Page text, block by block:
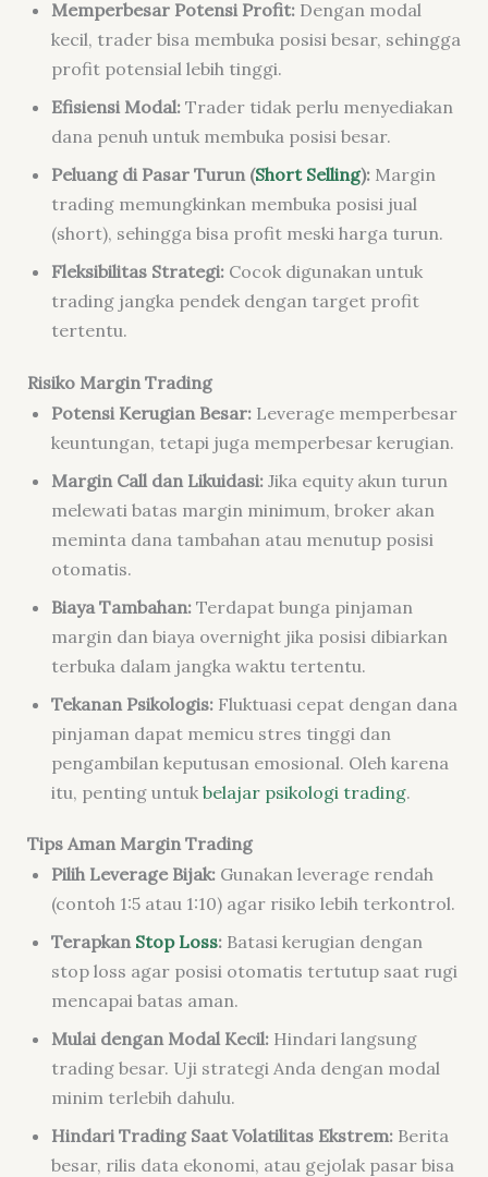
Memperbesar Potensi Profit: Dengan modal
kecil, trader bisa membuka posisi besar, sehingga
profit potensial lebih tinggi.
Efisiensi Modal: Trader tidak perlu menyediakan
dana penuh untuk membuka posisi besar.
Peluang di Pasar Turun (Short Selling): Margin
trading memungkinkan membuka posisi jual
(short), sehingga bisa profit meski harga turun.
Fleksibilitas Strategi: Cocok digunakan untuk
trading jangka pendek dengan target profit
tertentu.
Risiko Margin Trading
Potensi Kerugian Besar: Leverage memperbesar
keuntungan, tetapi juga memperbesar kerugian.
Margin Call dan Likuidasi: Jika equity akun turun
melewati batas margin minimum, broker akan
meminta dana tambahan atau menutup posisi
otomatis.
Biaya Tambahan: Terdapat bunga pinjaman
margin dan biaya overnight jika posisi dibiarkan
terbuka dalam jangka waktu tertentu.
Tekanan Psikologis: Fluktuasi cepat dengan dana
pinjaman dapat memicu stres tinggi dan
pengambilan keputusan emosional. Oleh karena
itu, penting untuk belajar psikologi trading.
Tips Aman Margin Trading
Pilih Leverage Bijak: Gunakan leverage rendah
(contoh 1:5 atau 1:10) agar risiko lebih terkontrol.
Terapkan Stop Loss: Batasi kerugian dengan
stop loss agar posisi otomatis tertutup saat rugi
mencapai batas aman.
Mulai dengan Modal Kecil: Hindari langsung
trading besar. Uji strategi Anda dengan modal
minim terlebih dahulu.
Hindari Trading Saat Volatilitas Ekstrem: Berita
besar, rilis data ekonomi, atau gejolak pasar bisa